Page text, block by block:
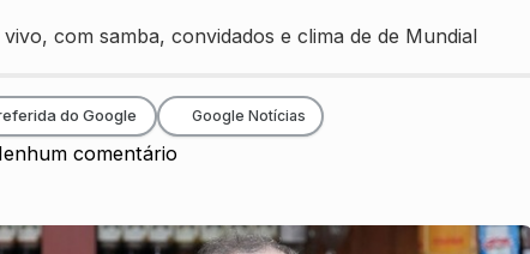
com samba, convidados e clima de de Mundial
comentário
do Google Google Notícias